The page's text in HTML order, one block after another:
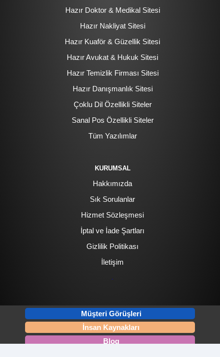
Hazır Doktor & Medikal Sitesi
Hazır Nakliyat Sitesi
Hazır Kuaför & Güzellik Sitesi
Hazır Avukat & Hukuk Sitesi
Hazır Temizlik Firması Sitesi
Hazır Danışmanlık Sitesi
Çoklu Dil Özellikli Siteler
Sanal Pos Özellikli Siteler
Tüm Yazılımlar
KURUMSAL
Hakkımızda
Sık Sorulanlar
Hizmet Sözleşmesi
İptal ve İade Şartları
Gizlilik Politikası
İletişim
Müşteri Görüşleri
İnsan Kaynakları
Blog